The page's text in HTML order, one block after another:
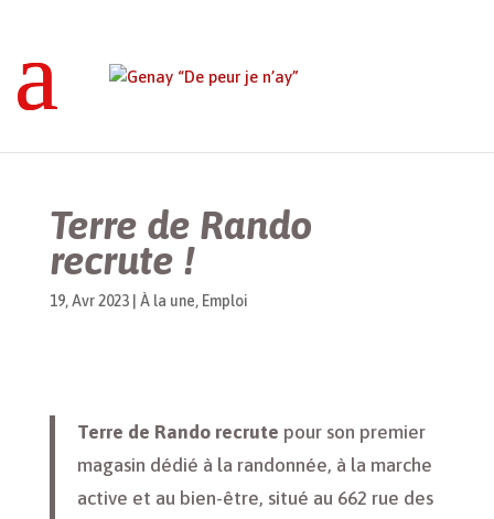
Terre de Rando
recrute !
19, Avr 2023| À la une, Emploi
Terre de Rando recrute pour son premier
magasin dédié à la randonnée, à la marche
active et au bien-être, situé au 662 rue des